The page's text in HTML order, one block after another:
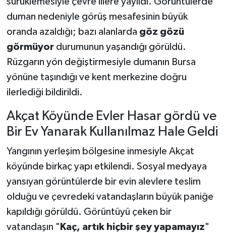
duman nedeniyle görüş mesafesinin büyük
oranda azaldığı; bazı alanlarda göz gözü
görmüyordurumunun yaşandığı görüldü.
Rüzgarın yön değiştirmesiyle dumanın Bursa
yönüne taşındığı ve kent merkezine doğru
ilerlediği bildirildi.
Akçat Köyünde Evler Hasar gördü ve
Bir Ev Yanarak Kullanılmaz Hale Geldi
Yangının yerleşim bölgesine inmesiyle Akçat
köyünde birkaç yapı etkilendi. Sosyal medyaya
yansıyan görüntülerde bir evin alevlere teslim
olduğu ve çevredeki vatandaşların büyük paniğe
kapıldığı görüldü. Görüntüyü çeken bir
vatandaşın " Kaç, artık hiçbir şey yapamayız"